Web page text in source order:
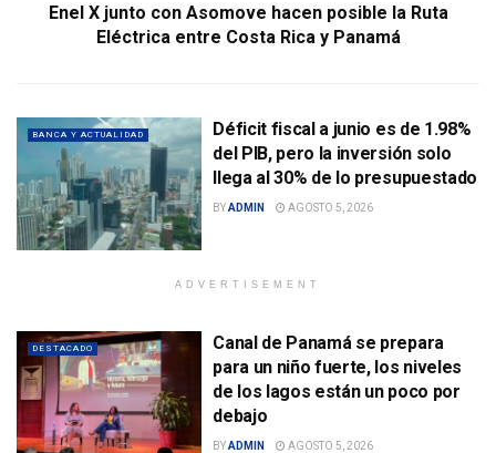
Enel X junto con Asomove hacen posible la Ruta
Eléctrica entre Costa Rica y Panamá
BANCA Y ACTUALIDAD
Déficit fiscal a junio es de 1.98%
del PIB, pero la inversión solo
llega al 30% de lo presupuestado
BYADMIN AGOSTO 5, 2026
ADVERTISEMENT
DESTACADO
Canal de Panamá se prepara
para un niño fuerte, los niveles
de los lagos están un poco por
debajo
BYADMIN AGOSTO 5, 2026